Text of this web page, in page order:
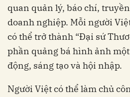
quan quản lý, báo chí,
doanh nghiệp. Mỗi người
có thể trở thành “Đại sứ
phần quảng bá hình ảnh
động, sáng tạo và hội nhập.
Người Việt có thể làm chủ